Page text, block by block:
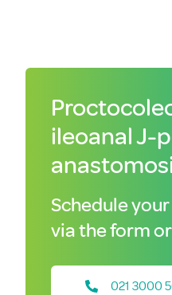
ileoanal J-
Schedule
via the form
021 3000